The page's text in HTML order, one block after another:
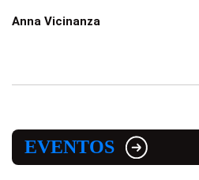
Anna Vicinanza
EVENTOS